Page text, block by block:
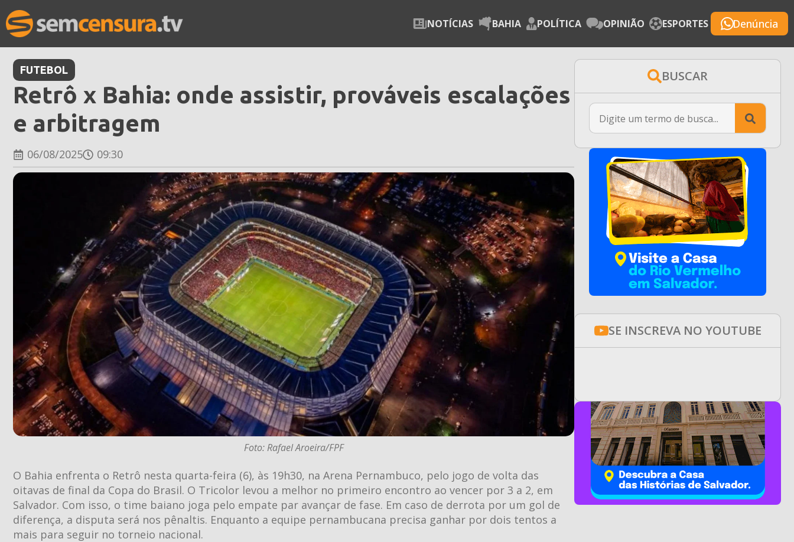
NOTÍCIAS BAHIA POLÍTICA OPINIÃO ESPORTES Denúncia
FUTEBOL
Retrô x Bahia: onde assistir, prováveis escalações
e arbitragem
06/08/2025 09:30
Foto: Rafael Aroeira/FPF
O Bahia enfrenta o Retrô nesta quarta-feira (6), às 19h30, na Arena Pernambuco, pelo jogo de volta das
oitavas de final da Copa do Brasil. O Tricolor levou a melhor no primeiro encontro ao vencer por 3 a 2, em
Salvador. Com isso, o time baiano joga pelo empate par avançar de fase. Em caso de derrota por um gol de
diferença, a disputa será nos pênaltis. Enquanto a equipe pernambucana precisa ganhar por dois tentos a
mais para seguir no torneio nacional.
BUSCAR
for:
SE INSCREVA NO YOUTUBE